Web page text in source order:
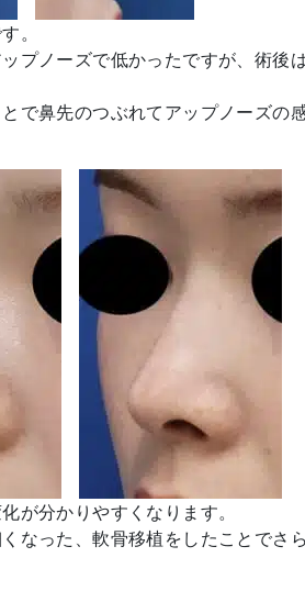
。
プノーズで低かったですが、術後
で鼻先のつぶれてアップノーズの
が分かりやすくなります。
なった、軟骨移植をしたことでさ